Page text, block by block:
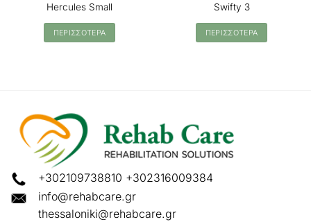
Hercules Small
ΠΕΡΙΣΣΟΤΕΡΑ
Swifty 3
ΠΕΡΙΣΣΟΤΕΡΑ
+302109738810 +302316009384
info@rehabcare.gr
thessaloniki@rehabcare.gr